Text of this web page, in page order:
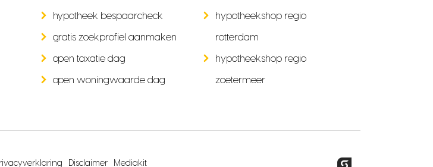
hypotheek bespaarcheck
gratis zoekprofiel aanmaken
open taxatie dag
open woningwaarde dag
hypotheekshop regio
rotterdam
hypotheekshop regio
zoetermeer
Disclaimer Mediakit